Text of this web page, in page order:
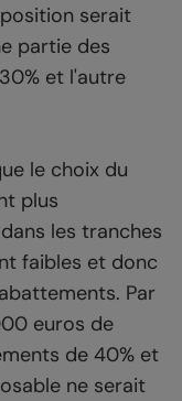
serait
partie des
et l'autre
le choix du
plus
les tranches
faibles et donc
Par
euros de
de 40% et
ne serait